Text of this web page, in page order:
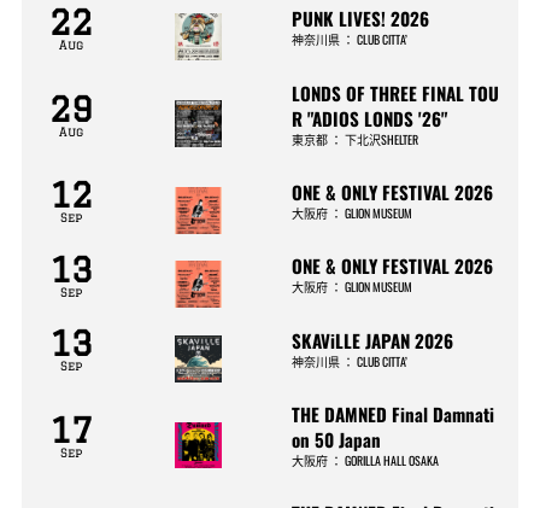
22
Aug
PUNK LIVES! 2026
神奈川県 ：CLUB CITTA’
29
Aug
LONDS OF THREE FINAL TOU
R "ADIOS LONDS '26"
東京都 ：下北沢SHELTER
12
Sep
ONE & ONLY FESTIVAL 2026
大阪府 ：GLION MUSEUM
13
Sep
ONE & ONLY FESTIVAL 2026
大阪府 ：GLION MUSEUM
13
Sep
SKAViLLE JAPAN 2026
神奈川県 ：CLUB CITTA’
17
Sep
THE DAMNED Final Damnati
on 50 Japan
大阪府 ：GORILLA HALL OSAKA